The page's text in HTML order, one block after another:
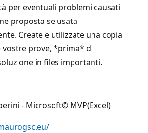
per eventuali problemi causati
proposta se usata
Create e utilizzate una copia
vostre prove, *prima* di
in files importanti.
- Microsoft© MVP(Excel)